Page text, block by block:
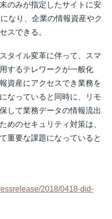
のみが指定したサイトに安
なり、企業の情報資産やク
スできる。
タイル変革に伴って、スマ
するテレワークが一般化
資産にアクセスでき業務を
なっていると同時に、リモ
して業務データの情報流出
めのセキュリティ対策は、
重要な課題になっていると
2018/0418-did-